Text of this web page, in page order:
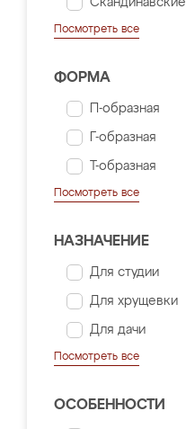
Скандинавские
Посмотреть все
ФОРМА
П-образная
Г-образная
Т-образная
Посмотреть все
НАЗНАЧЕНИЕ
Для студии
Для хрущевки
Для дачи
Посмотреть все
ОСОБЕННОСТИ